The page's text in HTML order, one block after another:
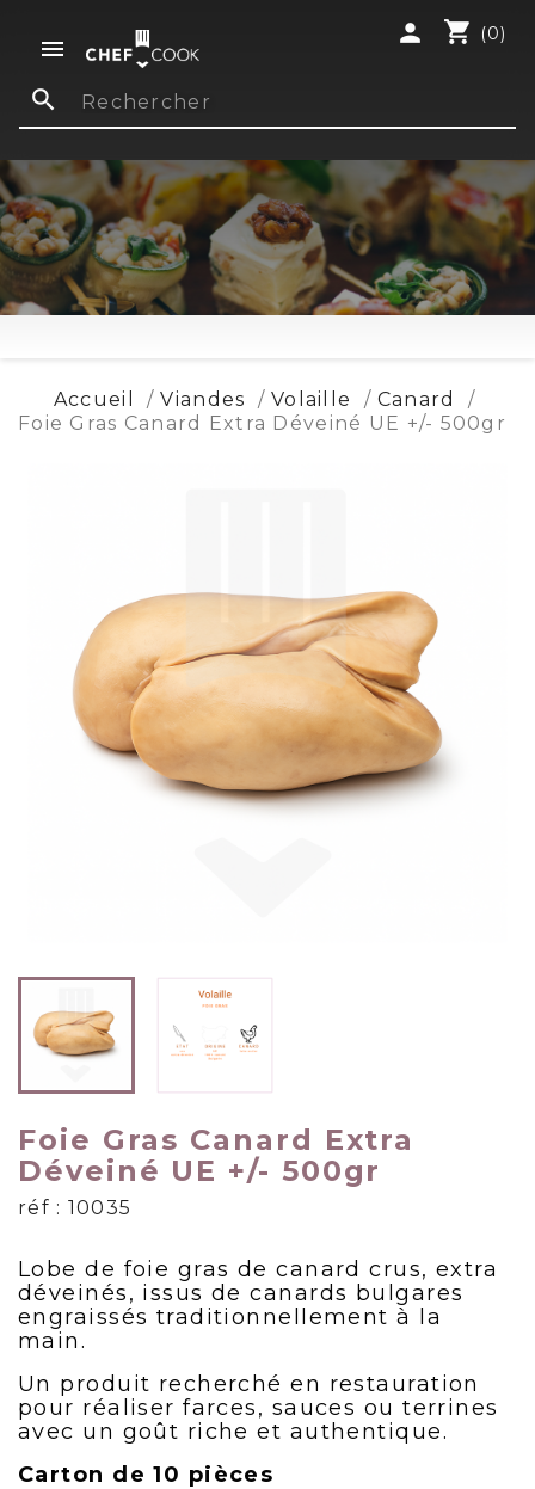

shopping_cart (0)
person
search
Accueil Viandes Volaille
Canard
Foie Gras Canard Extra Déveiné UE +/- 500gr
Foie Gras Canard Extra
Déveiné UE +/- 500gr
réf : 10035
Lobe de foie gras de canard crus, extra
déveinés, issus de canards bulgares
engraissés traditionnellement à la
main.
Un produit recherché en restauration
pour réaliser farces, sauces ou terrines
avec un goût riche et authentique.
Carton de 10 pièces